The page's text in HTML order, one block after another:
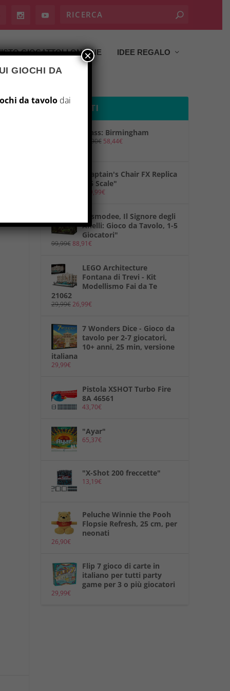
GIOCATTOLI ON LINE IDEE REGALO
PRODOTTI
Brass: Birmingham
69,90€ 58,44€
"Captain's Chair FX Replica
1/6 Scale"
149,99€
"Asmodee, Il Signore degli
Anelli: Gioco da Tavolo, 1-5
Giocatori"
99,99€ 88,91€
LEGO Architecture
Fontana di Trevi - Kit
Modellismo Fai da Te
21062
29,99€ 26,99€
7 Wonders Dice - Gioco da
tavolo per 2-7 giocatori,
10+ anni, 25 min, versione
italiana
29,99€
Pistola XSHOT Turbo Fire
8A 46561
43,70€
"Ayar"
65,37€
"X-Shot 200 freccette"
13,19€
Peluche Winnie the Pooh
Flopsie Refresh, 25 cm, per
neonati
26,90€
Flip 7 gioco di carte in
italiano per tutti party
game per 3 o più giocatori
29,99€
GIOCHI DA
da tavolodai
×